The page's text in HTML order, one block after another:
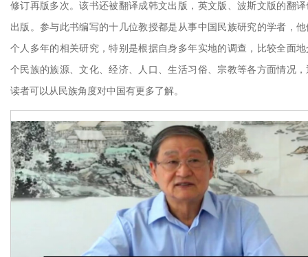
修订再版多次。该书还被翻译成韩文出版，英文版、波斯文版的翻
出版。参与此书编写的十几位教授都是从事中国民族研究的学者，
个人多年的相关研究，特别是根据自身多年实地的调查，比较全面
个民族的族源、文化、经济、人口、生活习俗、宗教等各方面情况
读者可以从民族角度对中国有更多了解。